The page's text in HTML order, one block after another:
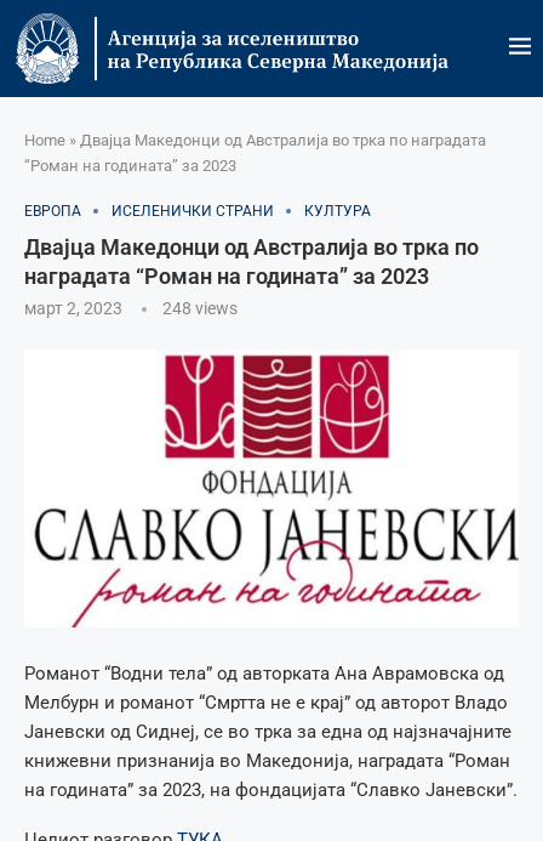
Home » Двајца Македонци од Австралија во трка по наградата
“Роман на годината” за 2023
ЕВРОПА ИСЕЛЕНИЧКИ СТРАНИ КУЛТУРА
Двајца Македонци од Австралија во трка по
наградата “Роман на годината” за 2023
март 2, 2023 248 views
Романот “Водни тела” од авторката Ана Аврамовска од
Мелбурн и романот “Смртта не е крај” од авторот Владо
Јаневски од Сиднеј, се во трка за една од најзначајните
книжевни признанија во Македонија, наградата “Роман
на годината” за 2023, на фондацијата “Славко Јаневски”.